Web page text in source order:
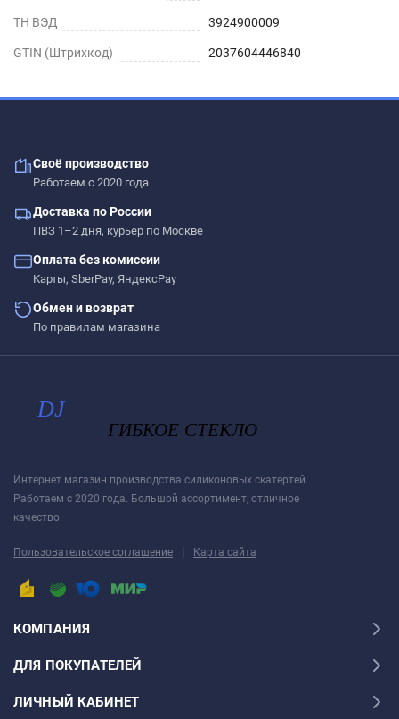
ТН ВЭД 3924900009
GTIN (Штрихкод) 2037604446840
Своё производство
Работаем с 2020 года
Доставка по России
ПВЗ 1–2 дня, курьер по Москве
Оплата без комиссии
Карты, SberPay, ЯндексPay
Обмен и возврат
По правилам магазина
Интернет магазин производства силиконовых скатертей.
Работаем с 2020 года. Большой ассортимент, отличное
качество.
Пользовательское соглашение | Карта сайта
КОМПАНИЯ
ДЛЯ ПОКУПАТЕЛЕЙ
ЛИЧНЫЙ КАБИНЕТ